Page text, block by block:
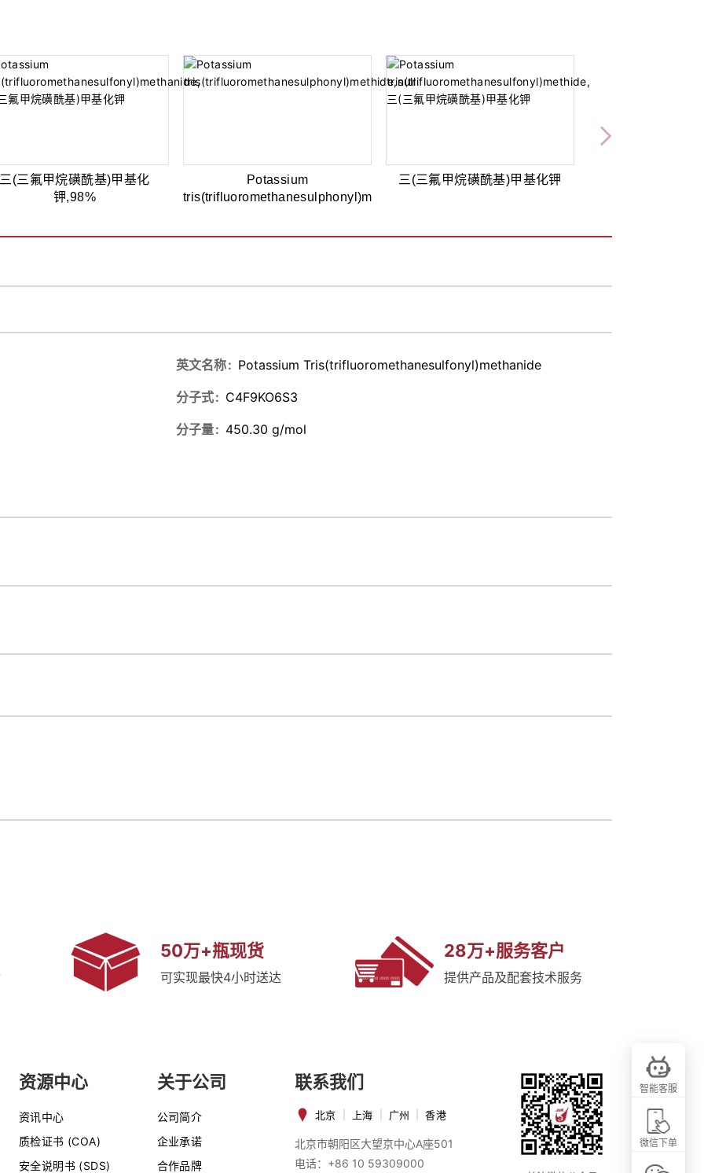
三(三氟甲烷磺酰基)甲基化
钾,98%
Potassium
tris(trifluoromethanesulphonyl)methide
三(三氟甲烷磺酰基)甲基化钾
英文名称 Potassium Tris(trifluoromethanesulfonyl)methanide
分子式 C4F9KO6S3
分子量 450.30 g/mol
50万+瓶现货
可实现最快4小时送达
28万+服务客户
提供产品及配套技术服务
资源中心
资讯中心
质检证书 (COA)
安全说明书 (SDS)
关于公司
公司简介
企业承诺
合作品牌
联系我们
北京 上海 广州 香港
北京市朝阳区大望京中心A座501
电话：+86 10 59309000
智能客服
微信下单